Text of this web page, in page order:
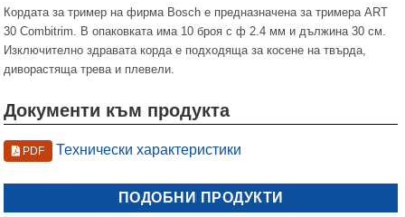
Кордата за тример на фирма Bosch е предназначена за тримера ART
30 Combitrim. В опаковката има 10 броя с ф 2.4 мм и дължина 30 см.
Изключително здравата корда е подходяща за косене на твърда,
диворастяща трева и плевели.
Документи към продукта
PDF Технически характеристики
ПОДОБНИ ПРОДУКТИ